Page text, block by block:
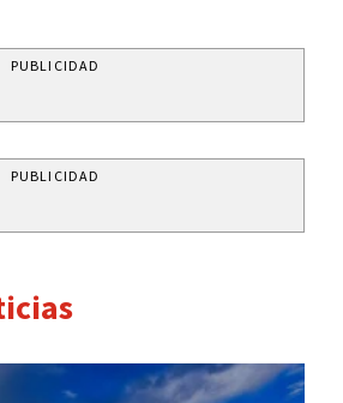
PUBLICIDAD
PUBLICIDAD